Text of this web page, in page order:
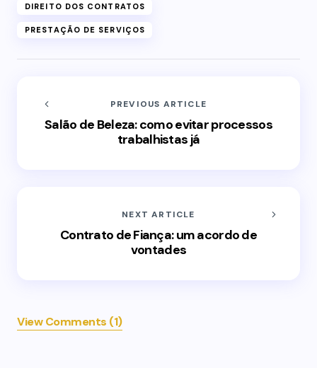
DIREITO DOS CONTRATOS
PRESTAÇÃO DE SERVIÇOS
PREVIOUS ARTICLE
Salão de Beleza: como evitar processos
trabalhistas já
NEXT ARTICLE
Contrato de Fiança: um acordo de
vontades
View Comments (1)